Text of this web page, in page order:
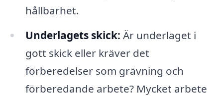
hållbarhet.
Underlagets skick: Är underlaget i
gott skick eller kräver det
förberedelser som grävning och
förberedande arbete? Mycket arbete